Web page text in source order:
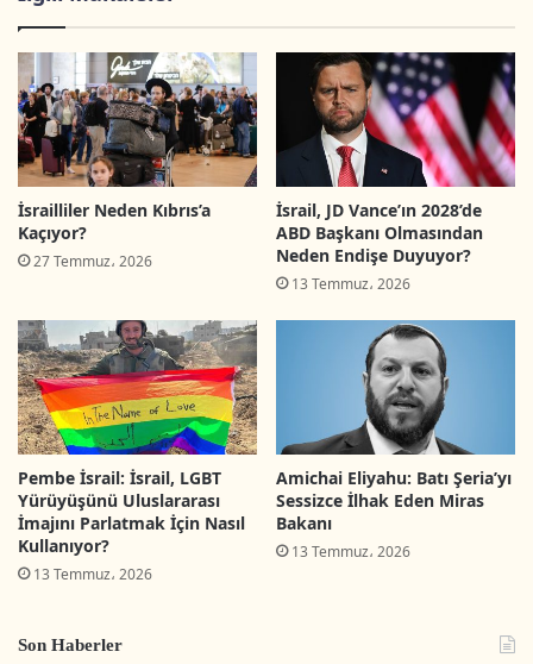
“düzenin sağlanması” gibi kavramlar, taşıdıkları
siyasal işlevleri perdeleyen açıklayıcı çerçeveler
olarak kullanılmaktadır. Bu durum, mevcut
tırmanışın; Nekbe’den bu yana süregelen tarihsel
bağlam, devam eden halk hareketleri ve
güvenlik, kalkınma ile yerleşim politikalarını
birbirine bağlayan siyasal-güvenlik söylemi
içinde eleştirel bir okumaya tabi tutulmasını
gerekli kılmaktadır.
Bu bağlamda, Necef’te yürütülen bir güvenlik
faaliyeti sırasında İsrail polisi tarafından
vurularak öldürülen Muhammed Hüseyin et-
Tarabin vakası, çarpıcı bir örnek teşkil
etmektedir. Olay, “güvenlik şüphesi” gerekçesiyle
açıklanmış; ancak ölümcül güç kullanımını haklı
konmamıştır. Bu vaka, hukukî–güvenlikçi
İsrailliler Neden Kıbrıs’a
Kaçıyor?
27 Temmuz، 2026
İsrail, JD Vance’ın 2028’de
ABD Başkanı Olmasından
Neden Endişe Duyuyor?
13 Temmuz، 2026
Pembe İsrail: İsrail, LGBT
Yürüyüşünü Uluslararası
İmajını Parlatmak İçin Nasıl
Kullanıyor?
13 Temmuz، 2026
Amichai Eliyahu: Batı Şeria’yı
Sessizce İlhak Eden Miras
Bakanı
13 Temmuz، 2026
Son Haberler